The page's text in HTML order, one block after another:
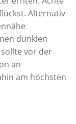
Alternativ
dunklen
vor der
an
am höchsten